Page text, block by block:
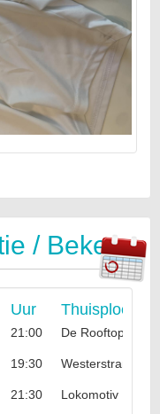
/ Beker
Uur Thuisploeg
21:00 De Rooftoppers
19:30 Westerstrand
21:30 Lokomotiv Popo